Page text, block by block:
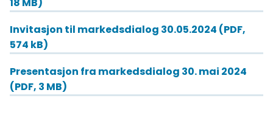
18 MB)
Invitasjon til markedsdialog 30.05.2024 (PDF,
574 kB)
Presentasjon fra markedsdialog 30. mai 2024
(PDF, 3 MB)